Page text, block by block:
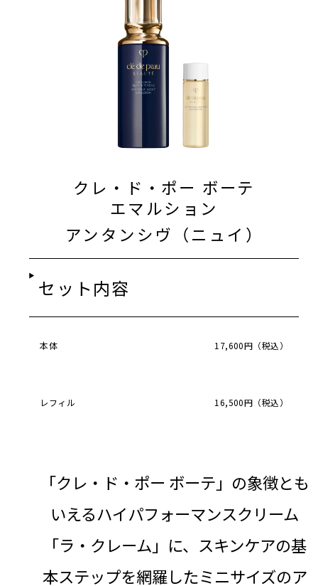
クレ・ド・ポー ボーテ
エマルション
アンタンシヴ（ニュイ）
セット内容
本体 17,600円（税込）
レフィル 16,500円（税込）
「クレ・ド・ポー ボーテ」の象徴とも
いえるハイパフォーマンスクリーム
「ラ・クレーム」に、スキンケアの基
本ステップを網羅したミニサイズのア